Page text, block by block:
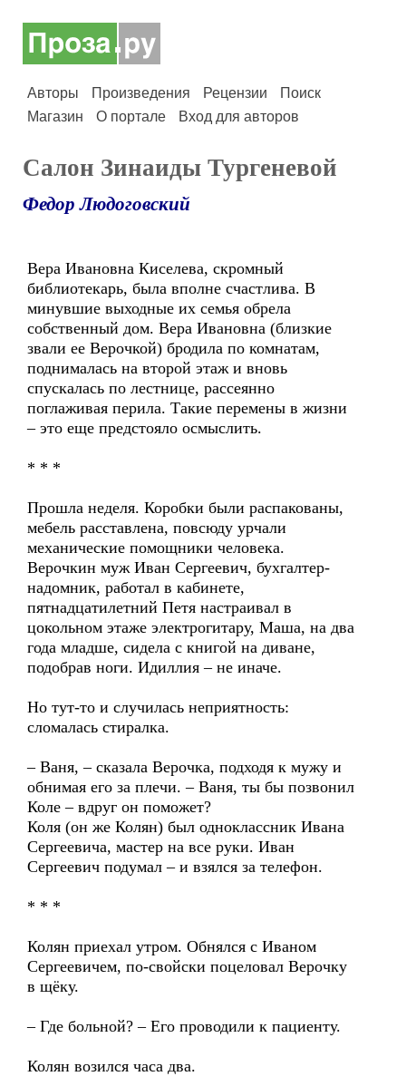
Авторы Произведения Рецензии
Поиск
Магазин
О портале Вход для авторов
Салон Зинаиды Тургеневой
Федор Людоговский
Вера Ивановна Киселева, скромный
библиотекарь, была вполне счастлива. В
минувшие выходные их семья обрела
собственный дом. Вера Ивановна (близкие
звали ее Верочкой) бродила по комнатам,
поднималась на второй этаж и вновь
спускалась по лестнице, рассеянно
поглаживая перила. Такие перемены в жизни
– это еще предстояло осмыслить.
* * *
Прошла неделя. Коробки были распакованы,
мебель расставлена, повсюду урчали
механические помощники человека.
Верочкин муж Иван Сергеевич, бухгалтер-
надомник, работал в кабинете,
пятнадцатилетний Петя настраивал в
цокольном этаже электрогитару, Маша, на два
года младше, сидела с книгой на диване,
подобрав ноги. Идиллия – не иначе.
Но тут-то и случилась неприятность:
сломалась стиралка.
– Ваня, – сказала Верочка, подходя к мужу и
обнимая его за плечи. – Ваня, ты бы позвонил
Коле – вдруг он поможет?
Коля (он же Колян) был одноклассник Ивана
Сергеевича, мастер на все руки. Иван
Сергеевич подумал – и взялся за телефон.
* * *
Колян приехал утром. Обнялся с Иваном
Сергеевичем, по-свойски поцеловал Верочку
в щёку.
– Где больной? – Его проводили к пациенту.
Колян возился часа два.